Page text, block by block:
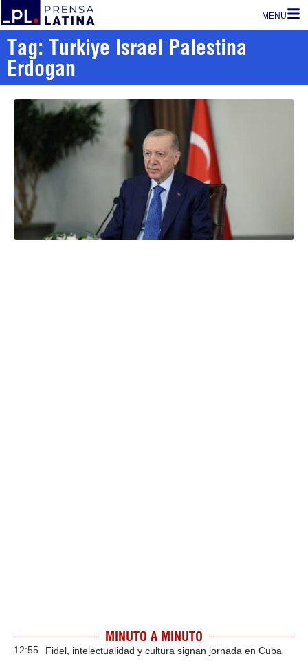
MENU
Tag: Turkiye Israel Palestina
Erdogan
MINUTO A MINUTO
12:55 Fidel, intelectualidad y cultura signan jornada en Cuba